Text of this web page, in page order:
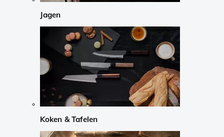
Jagen
Koken & Tafelen